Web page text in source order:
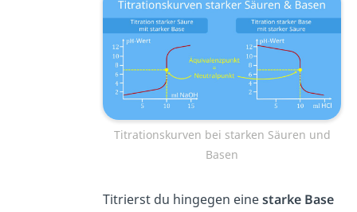
Titrationskurven bei starken Säuren und
Basen
Titrierst du hingegen einestarke Base